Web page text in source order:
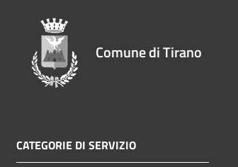
Comune di Tirano
CATEGORIE DI SERVIZIO